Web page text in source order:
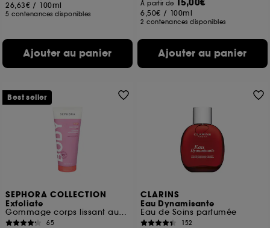
26,63€ / 100ml
5 contenances disponibles
Ajouter au panier
À partir de 15,00€
6,50€ / 100ml
2 contenances disponibles
Ajouter au panier
SEPHORA COLLECTION
Exfoliate
Gommage corps lissant aux AHA
65
Best seller
CLARINS
Eau Dynamisante
Eau de Soins parfumée
152